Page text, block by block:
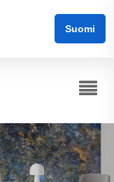
Suomi